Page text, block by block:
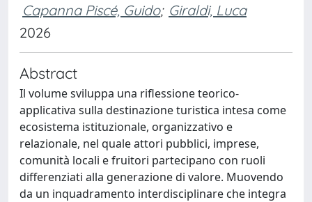
Capanna Piscé, Guido; Giraldi, Luca
2026
Abstract
Il volume sviluppa una riflessione teorico-
applicativa sulla destinazione turistica intesa come
ecosistema istituzionale, organizzativo e
relazionale, nel quale attori pubblici, imprese,
comunità locali e fruitori partecipano con ruoli
differenziati alla generazione di valore. Muovendo
da un inquadramento interdisciplinare che integra